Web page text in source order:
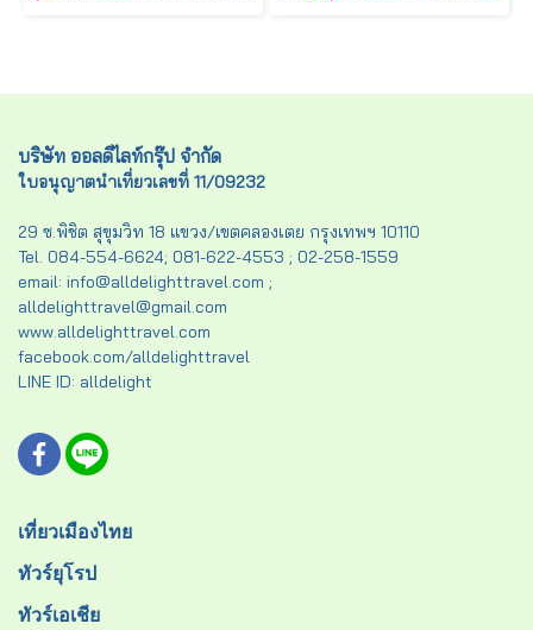
บริษัท ออลดีไลท์กรุ๊ป จำกัด
ใบอนุญาตนำเที่ยวเลขที่ 11/09232
29 ซ.พิชิต สุขุมวิท 18 แขวง/เขตคลองเตย กรุงเทพฯ 10110
Tel. 084-554-6624; 081-622-4553 ; 02-258-1559
email: info@alldelighttravel.com ;
alldelighttravel@gmail.com
www.alldelighttravel.com
facebook.com/alldelighttravel
LINE ID: alldelight
เที่ยวเมืองไทย
ทัวร์ยุโรป
ทัวร์เอเชีย